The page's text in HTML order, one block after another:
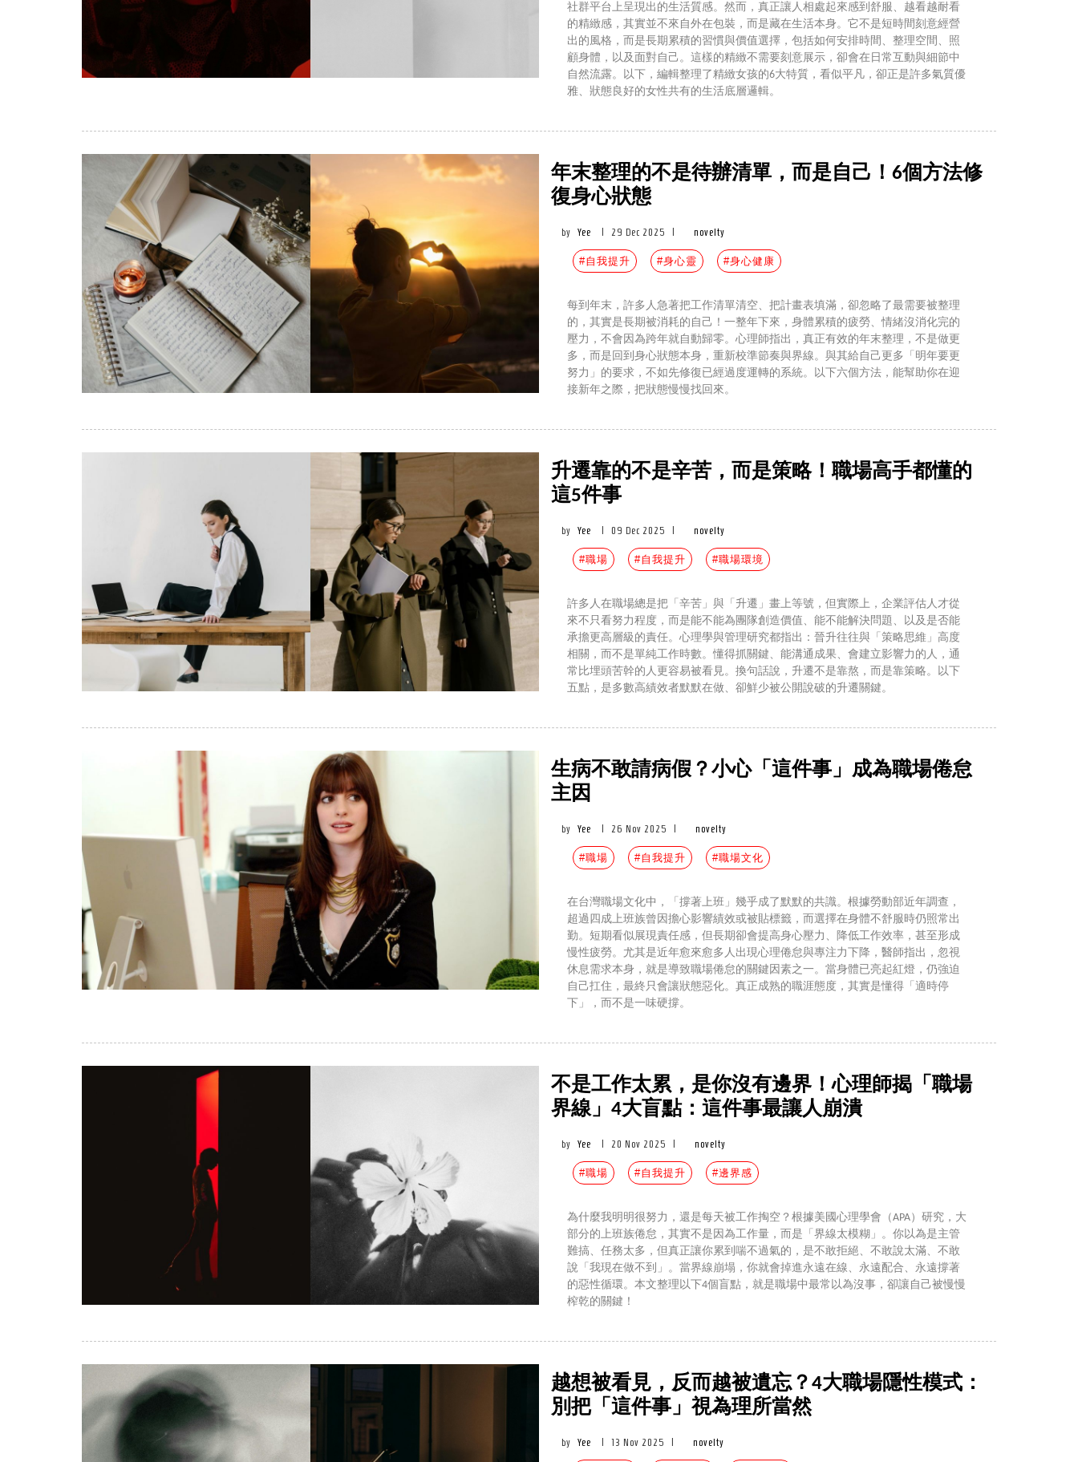
社群平台上呈現出的生活質感。然而，真正讓人相處起來感到舒服、越看越耐看
的精緻感，其實並不來自外在包裝，而是藏在生活本身。它不是短時間刻意經營
出的風格，而是長期累積的習慣與價值選擇，包括如何安排時間、整理空間、照
顧身體，以及面對自己。這樣的精緻不需要刻意展示，卻會在日常互動與細節中
自然流露。以下，編輯整理了精緻女孩的6大特質，看似平凡，卻正是許多氣質優
雅、狀態良好的女性共有的生活底層邏輯。
年末整理的不是待辦清單，而是自己！6個方法修
復身心狀態
by Yee 29 Dec 2025 novelty
#自我提升 #身心靈 #身心健康
每到年末，許多人急著把工作清單清空、把計畫表填滿，卻忽略了最需要被整理
的，其實是長期被消耗的自己！一整年下來，身體累積的疲勞、情緒沒消化完的
壓力，不會因為跨年就自動歸零。心理師指出，真正有效的年末整理，不是做更
多，而是回到身心狀態本身，重新校準節奏與界線。與其給自己更多「明年要更
努力」的要求，不如先修復已經過度運轉的系統。以下六個方法，能幫助你在迎
接新年之際，把狀態慢慢找回來。
升遷靠的不是辛苦，而是策略！職場高手都懂的
這5件事
by Yee 09 Dec 2025 novelty
#職場 #自我提升 #職場環境
許多人在職場總是把「辛苦」與「升遷」畫上等號，但實際上，企業評估人才從
來不只看努力程度，而是能不能為團隊創造價值、能不能解決問題、以及是否能
承擔更高層級的責任。心理學與管理研究都指出：晉升往往與「策略思維」高度
相關，而不是單純工作時數。懂得抓關鍵、能溝通成果、會建立影響力的人，通
常比埋頭苦幹的人更容易被看見。換句話說，升遷不是靠熬，而是靠策略。以下
五點，是多數高績效者默默在做、卻鮮少被公開說破的升遷關鍵。
生病不敢請病假？小心「這件事」成為職場倦怠
主因
by Yee 26 Nov 2025 novelty
#職場 #自我提升 #職場文化
在台灣職場文化中，「撐著上班」幾乎成了默默的共識。根據勞動部近年調查，
超過四成上班族曾因擔心影響績效或被貼標籤，而選擇在身體不舒服時仍照常出
勤。短期看似展現責任感，但長期卻會提高身心壓力、降低工作效率，甚至形成
慢性疲勞。尤其是近年愈來愈多人出現心理倦怠與專注力下降，醫師指出，忽視
休息需求本身，就是導致職場倦怠的關鍵因素之一。當身體已亮起紅燈，仍強迫
自己扛住，最終只會讓狀態惡化。真正成熟的職涯態度，其實是懂得「適時停
下」，而不是一味硬撐。
不是工作太累，是你沒有邊界！心理師揭「職場
界線」4大盲點：這件事最讓人崩潰
by Yee 20 Nov 2025 novelty
#職場 #自我提升 #邊界感
為什麼我明明很努力，還是每天被工作掏空？根據美國心理學會（APA）研究，大
部分的上班族倦怠，其實不是因為工作量，而是「界線太模糊」。你以為是主管
難搞、任務太多，但真正讓你累到喘不過氣的，是不敢拒絕、不敢說太滿、不敢
說「我現在做不到」。當界線崩塌，你就會掉進永遠在線、永遠配合、永遠撐著
的惡性循環。本文整理以下4個盲點，就是職場中最常以為沒事，卻讓自己被慢慢
榨乾的關鍵！
越想被看見，反而越被遺忘？4大職場隱性模式：
別把「這件事」視為理所當然
by Yee 13 Nov 2025 novelty